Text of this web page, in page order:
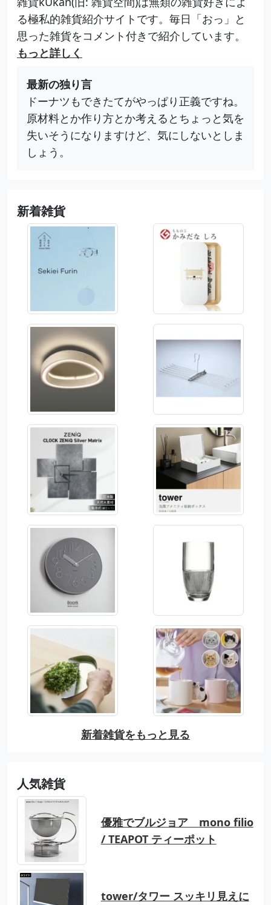
る極私的雑貨紹介サイトです。毎日「おっ」と
思った雑貨をコメント付きで紹介しています。
もっと詳しく
最新の独り言
ドーナツもできたてがやっぱり正義ですね。
原材料とか作り方とか考えるとちょっと気を
失いそうになりますけど、気にしないとしま
しょう。
新着雑貨
新着雑貨をもっと見る
人気雑貨
優雅でブルジョア mono filio
/ TEAPOT ティーポット
tower/タワー スッキリ見えに